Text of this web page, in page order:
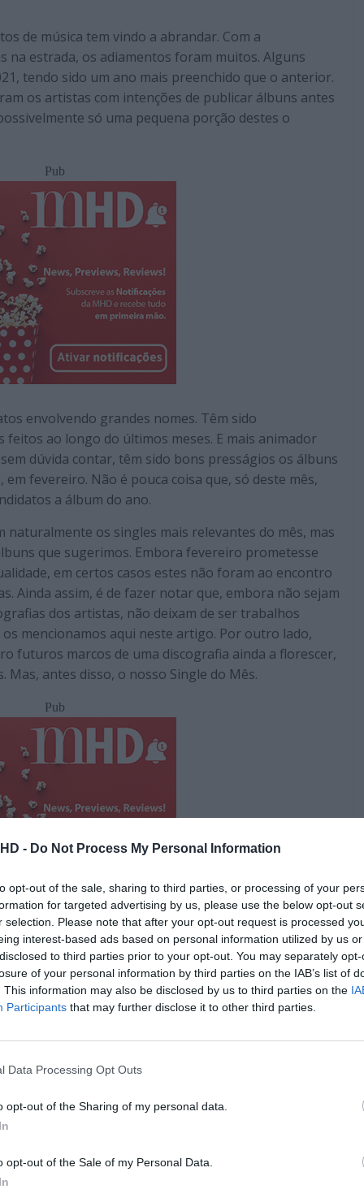
- Do Not Process My Personal Information
opt-out of the sale, sharing to third parties, or processing of your
for targeted advertising by us, please use the below opt-out
selection. Please note that after your opt-out request is processed
interest-based ads based on personal information utilized by us
to third parties prior to your opt-out. You may separately
of your personal information by third parties on the IAB’s list of
This information may also be disclosed by us to third parties on the
Participants that may further disclose it to other third parties.
Data Processing Opt Outs
opt-out of the Sharing of my personal data.
opt-out of the Sale of my Personal Data.
de música tem vindo a abrandar. Com a
na estrada, os adiamentos foram muitos. Alguns
tendo sido um ano mais preenchido que o anterior.
os artistas com intenções de publicar álbuns antes
só uma pequena porção destes o
Pub
envolvendo grandes nomes. Têm sido
ao longo do últimos meses. E mais animador
dúvida contar, têm sido bons presságios os álbuns
fevereiro. Não é pouca coisa que, só deste mês,
a álbum do ano.
naturalmente os singles mais relevantes do mês, mas
que sugerimos. Embora fevereiro prometesse
em certos casos estes não foram ao encontro
Ainda assim, é de fazer notar que, embora não sejam
dos artistas, não deixam de ser trabalhos
mencionamos aqui neste artigo. Por outro lado,
futuros marcos de uma discografia ainda a florescer,
Mas, antes disso, o nosso Single do Mês.
Pub
| O single do mês
“I Love You” dos Fontaines DC é o nossosingle do
álbuns de estreia da última década, Dogrel
potencial, comA Hero’s Death, o grupo
álbum,Skinty Fia, a sair dia 22 de abril via
passado pouco mais de um mês. Descrito por
mais explicitamente política que alguma vez
país-natal da banda, a Irlanda. É uma sincera reflexão
feita do ponto de vista de um irlandês exilado.